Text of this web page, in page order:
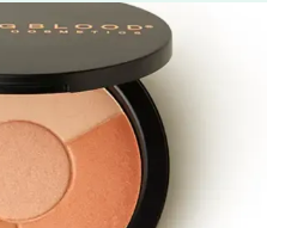
23,90€.
on:
9,90€.